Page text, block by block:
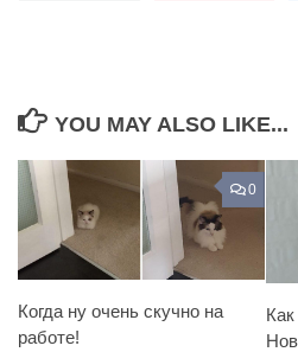
YOU MAY ALSO LIKE...
0
Когда ну очень скучно на
работе!